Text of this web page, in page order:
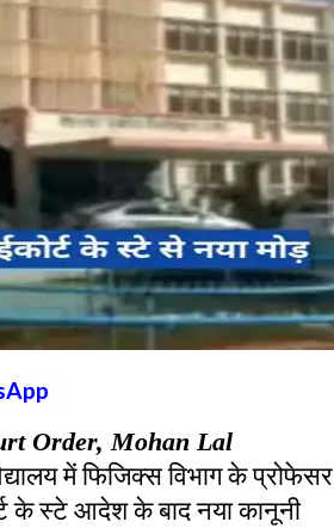
Order, Mohan Lal
में फिजिक्स विभाग के प्रोफेसर
के स्टे आदेश के बाद नया कानूनी